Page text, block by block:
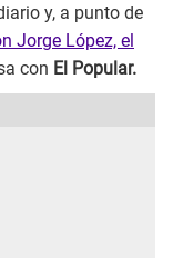
y, a punto de
Jorge López, el
con El Popular.